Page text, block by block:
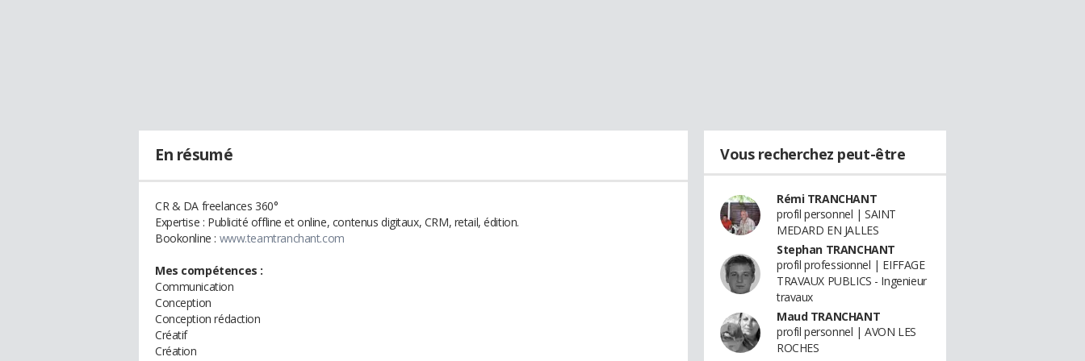
En résumé
CR & DA freelances 360°
Expertise : Publicité offline et online, contenus digitaux, CRM, retail, édition.
Bookonline : www.teamtranchant.com
Mes compétences :
Communication
Conception
Conception rédaction
Créatif
Création
Vous recherchez peut-être
Rémi TRANCHANT
profil personnel | SAINT
MEDARD EN JALLES
Stephan TRANCHANT
profil professionnel | EIFFAGE
TRAVAUX PUBLICS - Ingenieur
travaux
Maud TRANCHANT
profil personnel | AVON LES
ROCHES